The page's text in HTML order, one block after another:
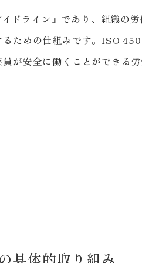
ドライン』であり、組織の
ための仕組みです。ISO
が安全に働くことができる
具体的取り組み